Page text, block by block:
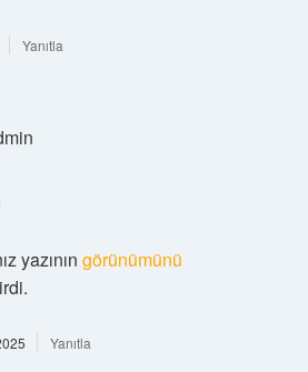
Yanıtla
yazının görünümünü
Yanıtla